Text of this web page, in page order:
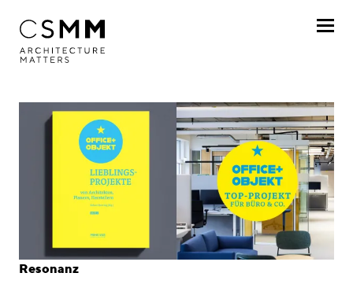
Profil
Leistungen
Awards
Resonanz